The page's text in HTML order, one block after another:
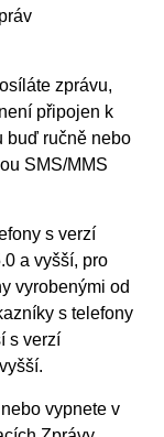
zprávu,
připojen k
buď ručně nebo
SMS/MMS
s verzí
a vyšší, pro
vyrobenými od
s telefony
s verzí
vypnete v